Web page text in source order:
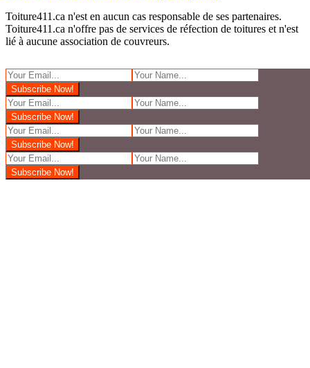
Toiture411.ca n'est en aucun cas responsable de ses partenaires.
Toiture411.ca n'offre pas de services de réfection de toitures et n'est
lié à aucune association de couvreurs.